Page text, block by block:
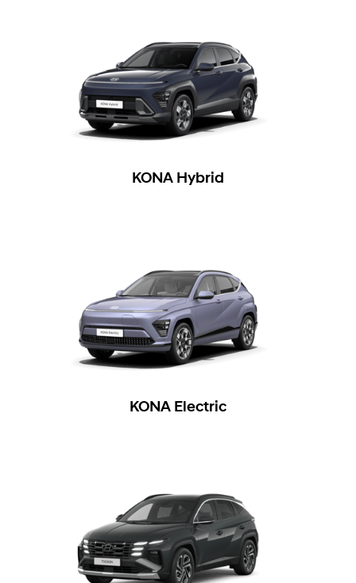
KONA Hybrid
KONA Electric